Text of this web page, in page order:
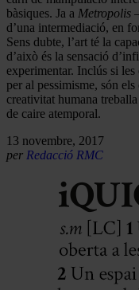
bàsiques. Ja a Metropolis
d’una intermediació, en
Sens dubte, l’art té la
d’això és la sensació
experimentar. Inclús si
per al pessimisme, són
creativitat humana
de caire atemporal.
13 novembre, 2017
per Redacció RMC